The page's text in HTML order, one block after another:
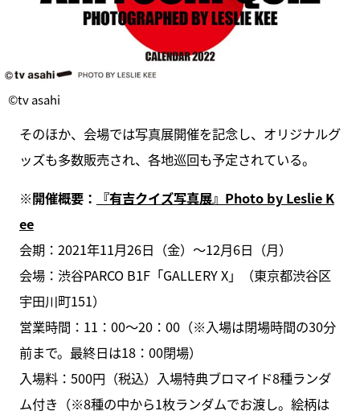
©tv asahi
そのほか、会場では写真展開催を記念し、オリジナルグ
ッズも多数販売され、各地巡回も予定されている。
※開催概要：
『有吉クイズ写真展』Photo by Leslie K
ee
会期：2021年11⽉26⽇（⾦）～12⽉6⽇（⽉）
会場：渋⾕PARCO B1F「GALLERY X」（東京都渋⾕区
宇⽥川町151）
営業時間：11：00～20：00（※入場は閉場時間の30分
前まで。最終日は18：00閉場）
⼊場料：500円（税込）⼊場特典ブロマイド8種ランダ
ム付き（※8種の中から1枚ランダムでお渡し。絵柄は